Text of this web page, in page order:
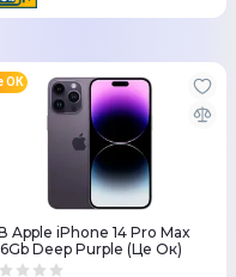
Apple iPhone 14 Pro Max
Deep Purple (Це Ок)
ОК